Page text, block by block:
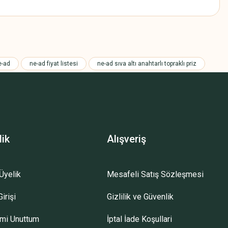
ad ne-ad fiyat listesi ne-ad sıva altı anahtarlı topraklı priz
Unuttum
Alışveriş
Mesafeli Satış Sözleşmesi
Gizlilik ve Güvenlik
İptal İade Koşullari